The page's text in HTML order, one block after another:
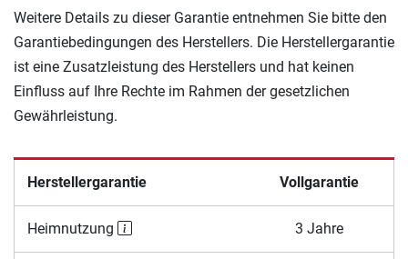
Weitere Details zu dieser Garantie entnehmen Sie bitte den
Garantiebedingungen des Herstellers. Die Herstellergarantie
ist eine Zusatzleistung des Herstellers und hat keinen
Einfluss auf Ihre Rechte im Rahmen der gesetzlichen
Gewährleistung.
Herstellergarantie Vollgarantie
Heimnutzung 3 Jahre